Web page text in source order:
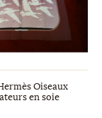
Oiseaux
en soie